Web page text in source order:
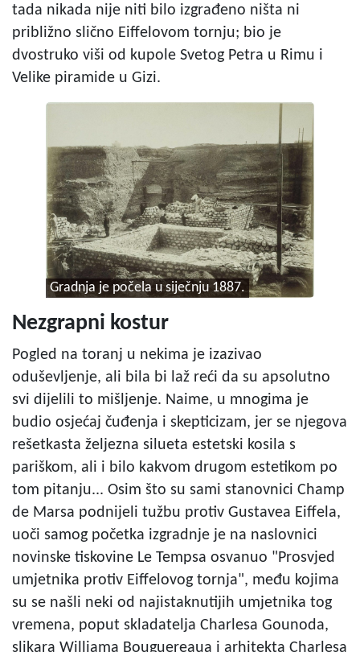
tada nikada nije niti bilo izgrađeno ništa ni
približno slično Eiffelovom tornju; bio je
dvostruko viši od kupole Svetog Petra u Rimu i
Velike piramide u Gizi.
Gradnja je počela u siječnju 1887.
Nezgrapni kostur
Pogled na toranj u nekima je izazivao
oduševljenje, ali bila bi laž reći da su apsolutno
svi dijelili to mišljenje. Naime, u mnogima je
budio osjećaj čuđenja i skepticizam, jer se njegova
rešetkasta željezna silueta estetski kosila s
pariškom, ali i bilo kakvom drugom estetikom po
tom pitanju... Osim što su sami stanovnici Champ
de Marsa podnijeli tužbu protiv Gustavea Eiffela,
uoči samog početka izgradnje je na naslovnici
novinske tiskovine Le Tempsa osvanuo "Prosvjed
umjetnika protiv Eiffelovog tornja", među kojima
su se našli neki od najistaknutijih umjetnika tog
vremena, poput skladatelja Charlesa Gounoda,
slikara Williama Bouguereaua i arhitekta Charlesa